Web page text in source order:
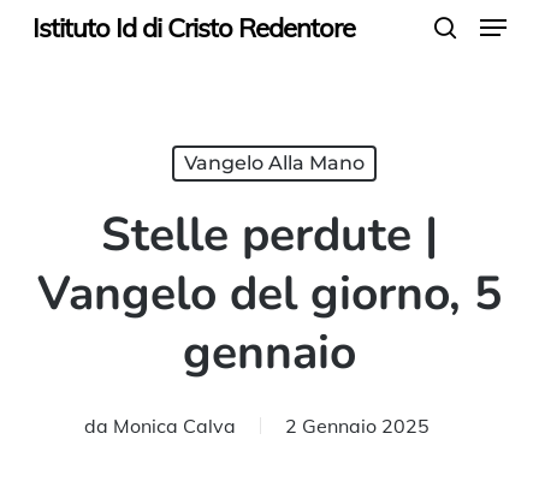
SkipIstituto Id di Cristo Redentore Menu
Vangelo Alla Mano
Stelle perdute |
Vangelo del giorno, 5
gennaio
da Monica Calva 2 Gennaio 2025